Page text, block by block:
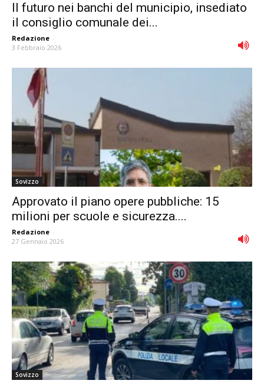
Il futuro nei banchi del municipio, insediato
il consiglio comunale dei...
Redazione -
3 Febbraio 2026
Sovizzo
Approvato il piano opere pubbliche: 15
milioni per scuole e sicurezza....
Redazione -
27 Gennaio 2026
Sovizzo